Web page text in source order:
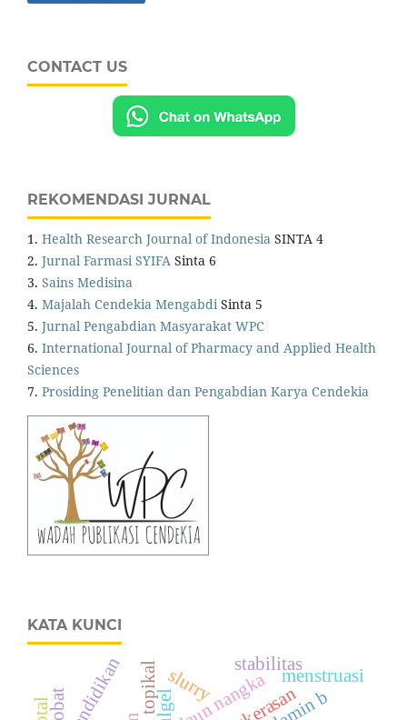
CONTACT US
REKOMENDASI JURNAL
1. Health Research Journal of Indonesia SINTA 4
2. Jurnal Farmasi SYIFA Sinta 6
3. Sains Medisina
4. Majalah Cendekia MengabdiSinta 5
5. Jurnal Pengabdian Masyarakat WPC
6. International Journal of Pharmacy and Applied Health
Sciences
7. Prosiding Penelitian dan Pengabdian Karya Cendekia
KATA KUNCI
daun nangka
pendidikan slurry menstruasi
stabilitas